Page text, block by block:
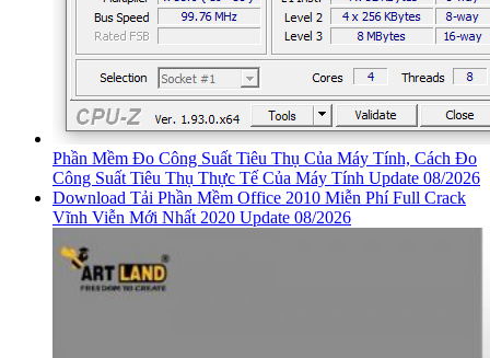
Phần Mềm Đo Công Suất Tiêu Thụ Của Máy Tính, Cách Đo
Công Suất Tiêu Thụ Thực Tế Của Máy Tính Update 08/2026
Download Tải Phần Mềm Office 2010 Miễn Phí Full Crack
Vĩnh Viễn Mới Nhất 2020 Update 08/2026